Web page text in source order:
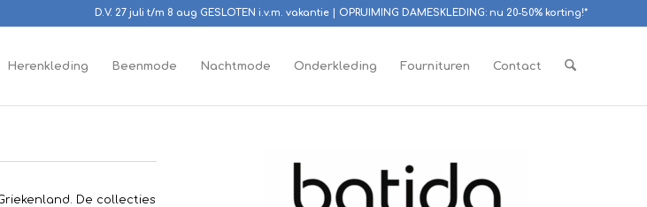
D.V. 27 juli t/m 8 aug GESLOTEN i.v.m. vakantie | OPRUIMING DAMESKLEDING: nu 20-50% korting!*
Herenkleding Beenmode Nachtmode Onderkleding Fournituren Contact
De collecties